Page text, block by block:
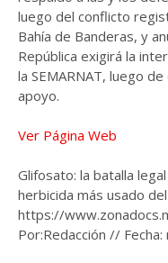
luego del conflicto
Bahía de Banderas, y
República exigirá la
la SEMARNAT, luego
apoyo.
Ver Página Web
Glifosato: la batalla
herbicida más usado
https://
Por:Redacción //